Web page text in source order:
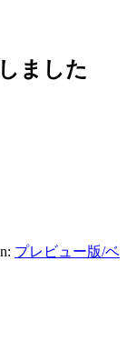
ました
プレビュー版/ベ